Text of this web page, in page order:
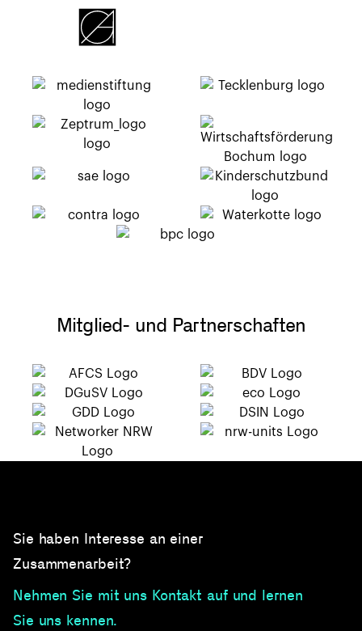
Mitglied- und Partnerschaften
Sie haben Interesse an einer
Zusammenarbeit?
Nehmen Sie mit uns Kontakt auf und lernen
Sie uns kennen.